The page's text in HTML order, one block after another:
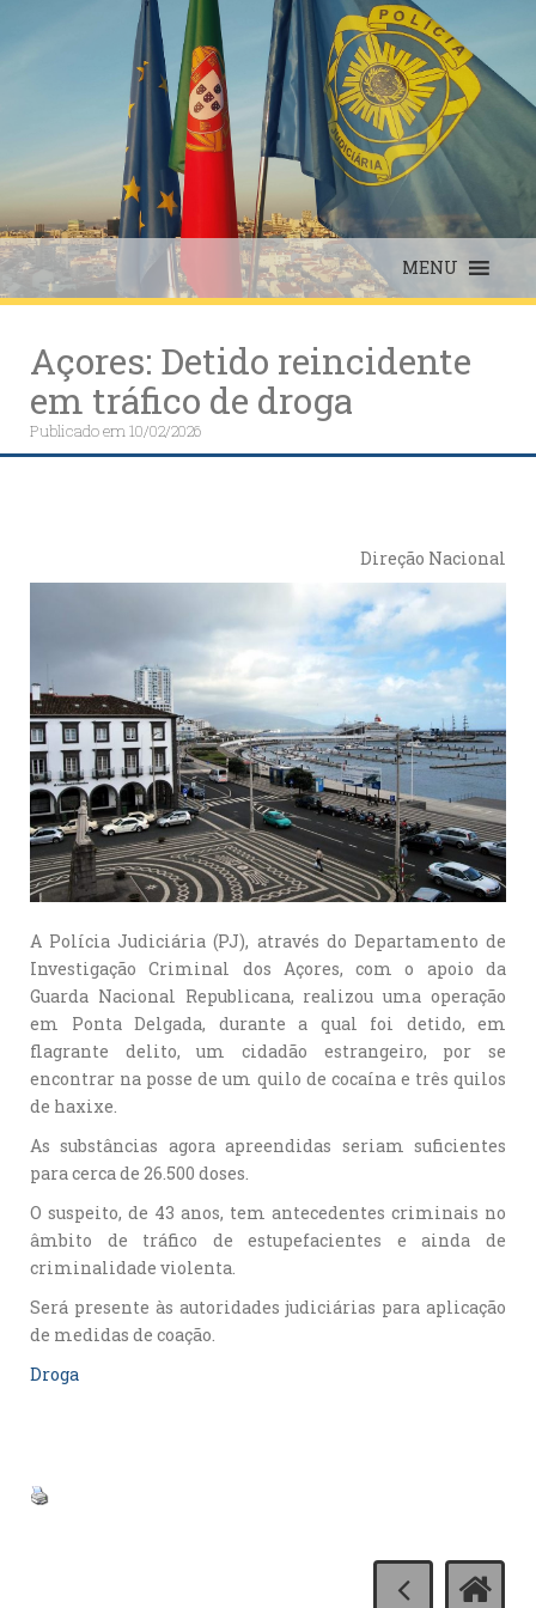
MENU
Açores: Detido reincidente
em tráfico de droga
Publicado em10/02/2026
Direção Nacional
A Polícia Judiciária (PJ), através do Departamento de
Investigação Criminal dos Açores, com o apoio da
Guarda Nacional Republicana, realizou uma operação
em Ponta Delgada, durante a qual foi detido, em
flagrante delito, um cidadão estrangeiro, por se
encontrar na posse de um quilo de cocaína e três quilos
de haxixe.
As substâncias agora apreendidas seriam suficientes
para cerca de 26.500 doses.
O suspeito, de 43 anos, tem antecedentes criminais no
âmbito de tráfico de estupefacientes e ainda de
criminalidade violenta.
Será presente às autoridades judiciárias para aplicação
de medidas de coação.
Droga